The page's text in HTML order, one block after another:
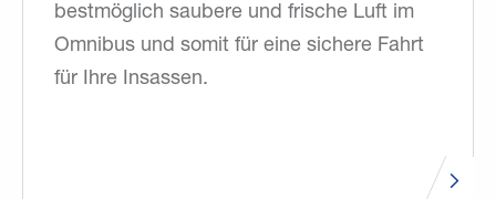
bestmöglich saubere und frische Luft im
Omnibus und somit für eine sichere Fahrt
für Ihre Insassen.